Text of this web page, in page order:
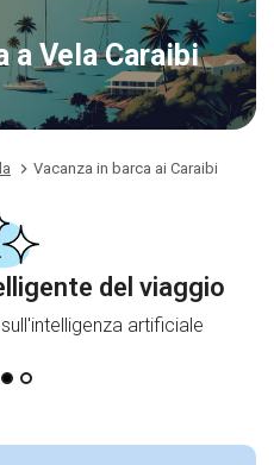
a Vela Caraibi
Vacanza in barca ai Caraibi
del viaggio
artificiale